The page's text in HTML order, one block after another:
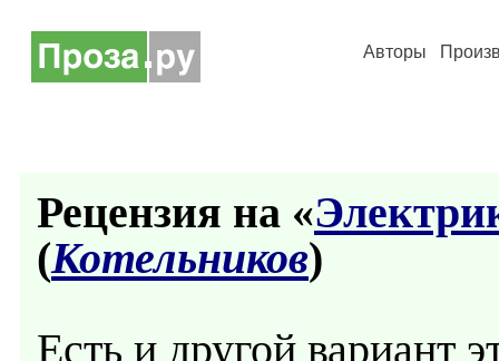
Авторы
Рецензия на «
(Котельников)
Есть и другой вариант